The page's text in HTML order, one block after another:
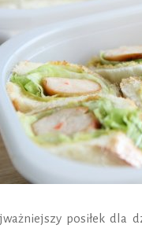
posiłek dla